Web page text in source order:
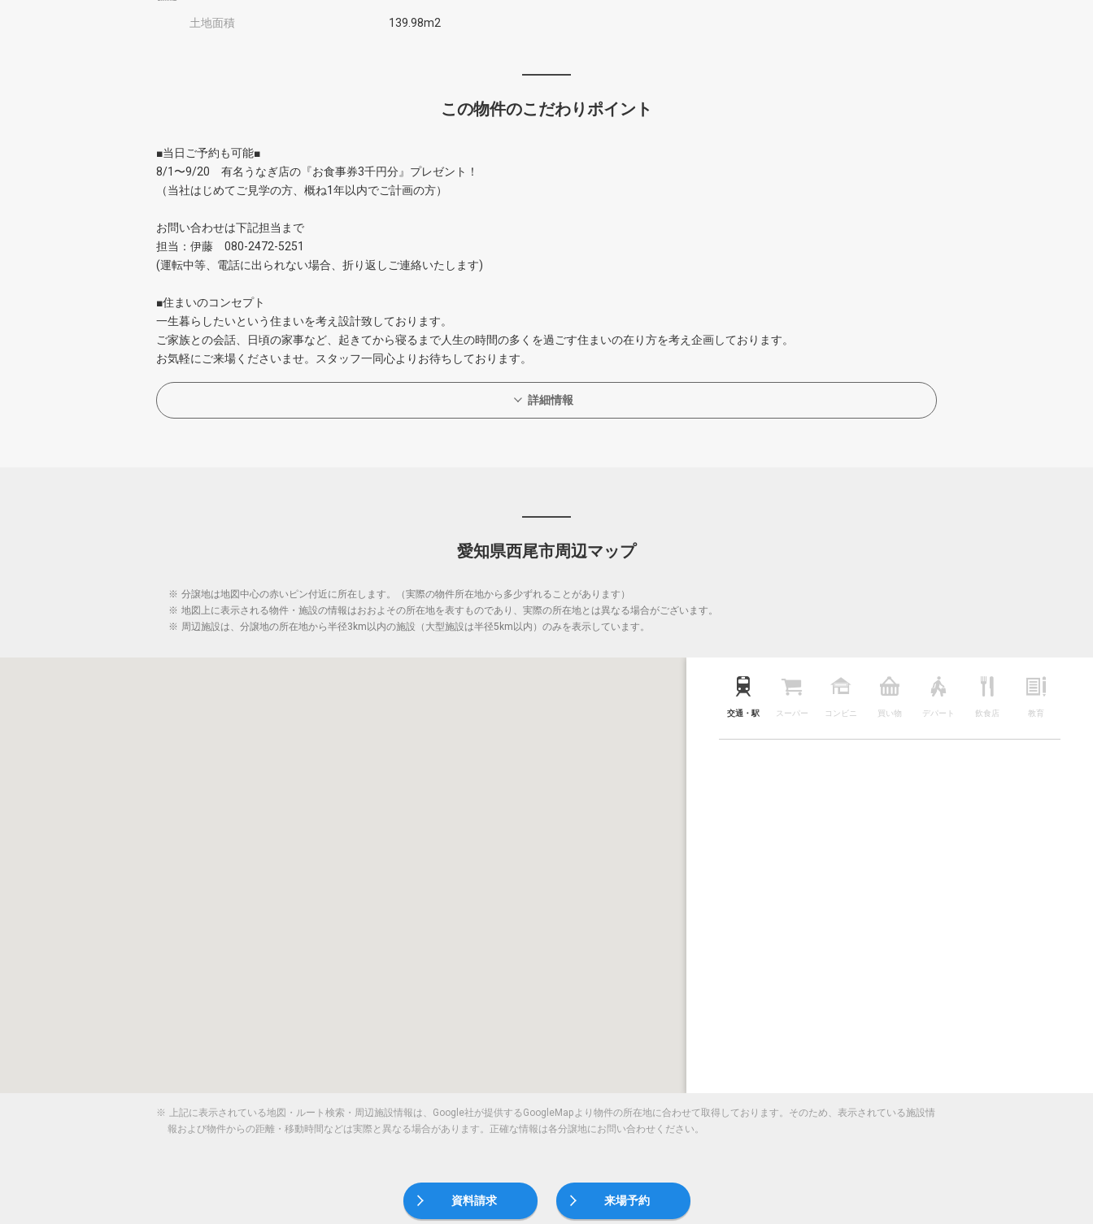
土地面積 139.98m2
この物件のこだわりポイント
■当日ご予約も可能■
8/1〜9/20 有名うなぎ店の『お食事券3千円分』プレゼント！
（当社はじめてご見学の方、概ね1年以内でご計画の方）
お問い合わせは下記担当まで
担当：伊藤 080-2472-5251
(運転中等、電話に出られない場合、折り返しご連絡いたします)
■住まいのコンセプト
一生暮らしたいという住まいを考え設計致しております。
ご家族との会話、日頃の家事など、起きてから寝るまで人生の時間の多くを過ごす住まいの在り方を考え企画しております。
お気軽にご来場くださいませ。スタッフ一同心よりお待ちしております。
詳細情報
愛知県西尾市周辺マップ
※ 分譲地は地図中心の赤いピン付近に所在します。（実際の物件所在地から多少ずれることがあります）
※ 地図上に表示される物件・施設の情報はおおよその所在地を表すものであり、実際の所在地とは異なる場合がございます。
※ 周辺施設は、分譲地の所在地から半径3km以内の施設（大型施設は半径5km以内）のみを表示しています。
交通・駅 スーパー コンビニ 買い物 デパート 飲食店 教育
※
上記に表示されている地図・ルート検索・周辺施設情報は、Google社が提供するGoogleMapより物件の所在地に合わせて取得しております。そのため、表示されている施設情
報および物件からの距離・移動時間などは実際と異なる場合があります。正確な情報は各分譲地にお問い合わせください。
資料請求 来場予約